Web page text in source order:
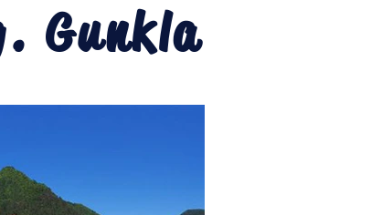
Gunkla